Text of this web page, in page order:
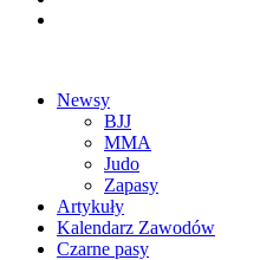
Newsy
BJJ
MMA
Judo
Zapasy
Artykuły
Kalendarz Zawodów
Czarne pasy